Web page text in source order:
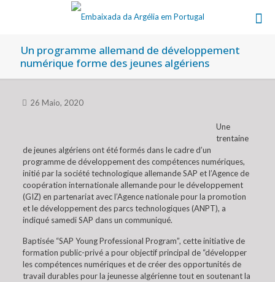
Un programme allemand de développement
numérique forme des jeunes algériens
26 Maio, 2020
Une
trentaine
de jeunes algériens ont été formés dans le cadre d’un
programme de développement des compétences numériques,
initié par la société technologique allemande SAP et l’Agence de
coopération internationale allemande pour le développement
(GIZ) en partenariat avec l’Agence nationale pour la promotion
et le développement des parcs technologiques (ANPT), a
indiqué samedi SAP dans un communiqué.
Baptisée “SAP Young Professional Program”, cette initiative de
formation public-privé a pour objectif principal de “développer
les compétences numériques et de créer des opportunités de
travail durables pour la jeunesse algérienne tout en soutenant la